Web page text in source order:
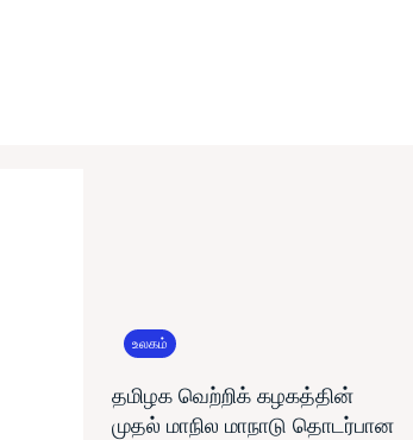
உலகம்
தமிழக வெற்றிக் கழகத்தின்
முதல் மாநில மாநாடு தொடர்பான